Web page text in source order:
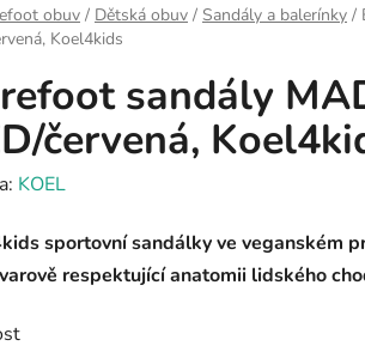
obuv / Dětská obuv / Sandály a balerínky /
Koel4kids
sandály
červená,
KOEL
sportovní sandálky ve veganském
respektující anatomii lidského